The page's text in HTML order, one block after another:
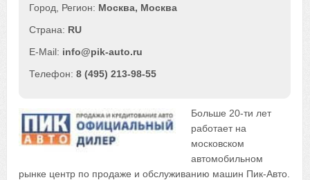
Москва, Москва
RU
info@pik-auto.ru
8 (495) 213-98-55
Больше 20-ти лет
работает на
московском
автомобильном
рынке центр по продаже и обслуживанию машин Пик-Авто.